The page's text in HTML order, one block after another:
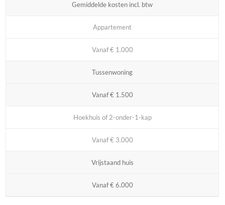
Gemiddelde kosten incl. btw
Appartement
Vanaf € 1.000
Tussenwoning
Vanaf € 1.500
Hoekhuis of 2-onder-1-kap
Vanaf € 3.000
Vrijstaand huis
Vanaf € 6.000